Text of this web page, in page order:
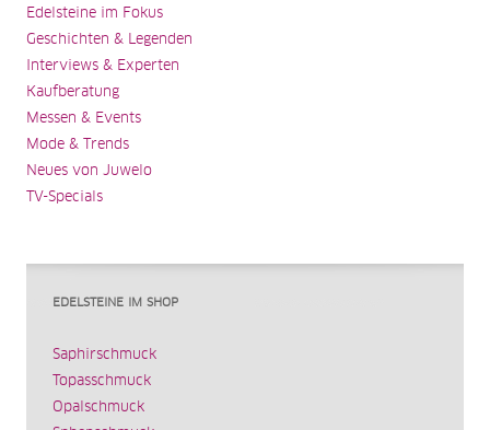
Edelsteine im Fokus
Geschichten & Legenden
Interviews & Experten
Kaufberatung
Messen & Events
Mode & Trends
Neues von Juwelo
TV-Specials
EDELSTEINE IM SHOP
Saphirschmuck
Topasschmuck
Opalschmuck